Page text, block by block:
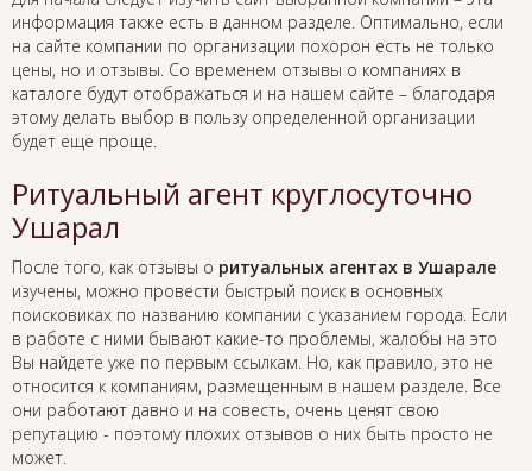
информация также есть в данном разделе. Оптимально, если
на сайте компании по организации похорон есть не только
цены, но и отзывы. Со временем отзывы о компаниях в
каталоге будут отображаться и на нашем сайте – благодаря
этому делать выбор в пользу определенной организации
будет еще проще.
Ритуальный агент круглосуточно
Ушарал
После того, как отзывы о ритуальных агентах в Ушарале
изучены, можно провести быстрый поиск в основных
поисковиках по названию компании с указанием города. Если
в работе с ними бывают какие-то проблемы, жалобы на это
Вы найдете уже по первым ссылкам. Но, как правило, это не
относится к компаниям, размещенным в нашем разделе. Все
они работают давно и на совесть, очень ценят свою
репутацию - поэтому плохих отзывов о них быть просто не
может.